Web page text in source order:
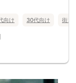
向け 30代向け 街コ